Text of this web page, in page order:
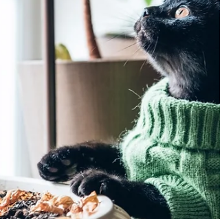
pozisyonların taşıdığ